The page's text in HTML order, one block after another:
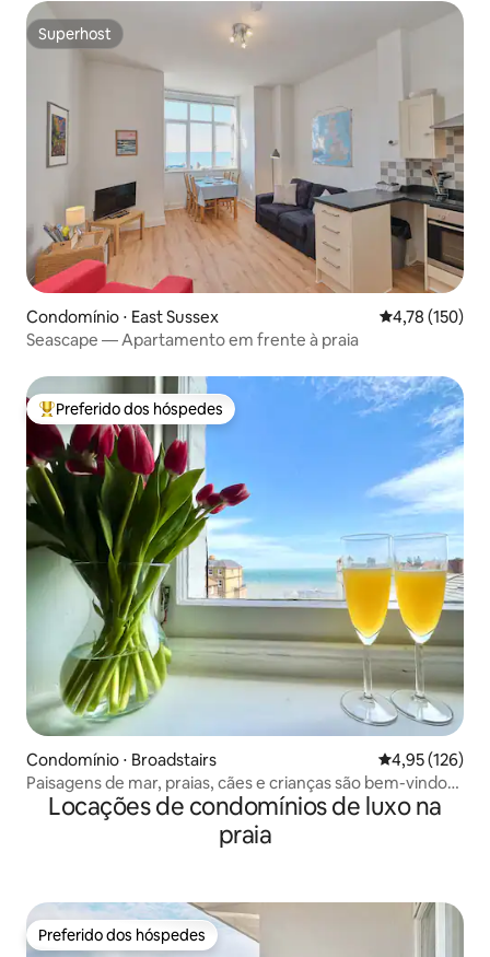
Superhost
Superhost
Condomínio ⋅ East Sussex 4,78 de uma
4,78 (150)
Seascape — Apartamento em frente à praia
Entre os melhores preferidos dos hóspedes
Preferido dos hóspedes
Condomínio ⋅ Broadstairs 4,95 de uma
4,95 (126)
Paisagens de mar, praias, cães e crianças são bem-vindos,
estacionamento fácil
Locações de condomínios de luxo na
praia
Preferido dos hóspedes
Preferido dos hóspedes